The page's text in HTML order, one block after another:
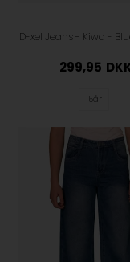
D-xel Jeans - Kiwa -
299,95
15år